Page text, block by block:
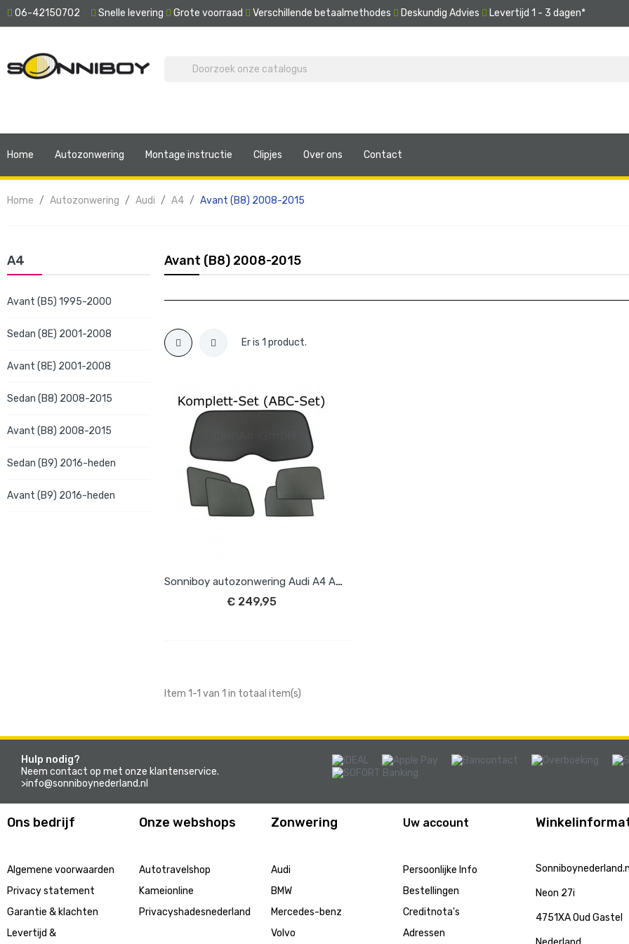
06-42150702 Snelle levering Grote voorraad Verschillende betaalmethodes Deskundig Advies Levertijd 1 - 3 dagen*
Home Autozonwering Montage instructie Clipjes Over ons Contact
Home Autozonwering Audi A4 Avant (B8) 2008-2015
A4
Avant (B5) 1995-2000
Sedan (8E) 2001-2008
Avant (8E) 2001-2008
Sedan (B8) 2008-2015
Avant (B8) 2008-2015
Sedan (B9) 2016-heden
Avant (B9) 2016-heden
Avant (B8) 2008-2015
Er is 1 product.
Sonniboy autozonwering Audi A4 Avant 2008-2015
€ 249,95
IN WINKELWAGEN
Item 1-1 van 1 in totaal item(s)
Hulp nodig?
Neem contact op met onze klantenservice.
>info@sonniboynederland.nl
Ons bedrijf
Algemene voorwaarden
Privacy statement
Garantie & klachten
Levertijd &
Onze webshops
Autotravelshop
Kameionline
Privacyshadesnederland
Zonwering
Audi
BMW
Mercedes-benz
Volvo
Uw account
Persoonlijke Info
Bestellingen
Creditnota's
Adressen
Neon 27i
4751XA Oud Gastel